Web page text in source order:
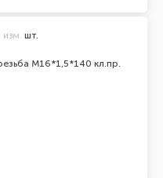
M16*1,5*140 кл.пр.
изм. шт.